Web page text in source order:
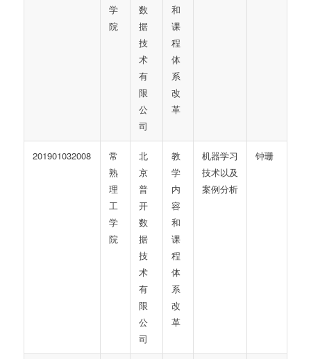
学
院
数
据
技
术
有
限
公
司
和
课
程
体
系
改
革
201901032008
常
熟
理
工
学
院
北
京
普
开
数
据
技
术
有
限
公
司
教
学
内
容
和
课
程
体
系
改
革
机器学习
技术以及
案例分析
钟珊